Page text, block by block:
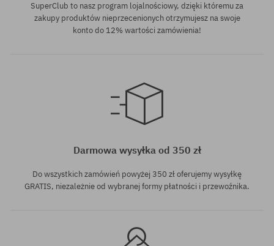
SuperClub to nasz program lojalnościowy, dzięki któremu za
zakupy produktów nieprzecenionych otrzymujesz na swoje
konto do 12% wartości zamówienia!
Darmowa wysyłka od 350 zł
Do wszystkich zamówień powyżej 350 zł oferujemy wysyłkę
GRATIS, niezależnie od wybranej formy płatności i przewoźnika.